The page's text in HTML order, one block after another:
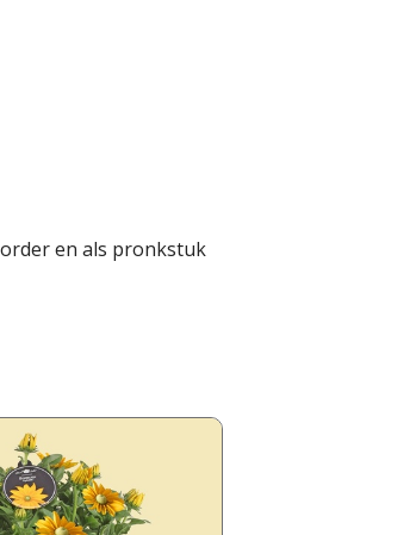
en als pronkstuk